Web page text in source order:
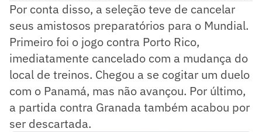
Por conta disso, a seleção teve de cancelar
seus amistosos preparatórios para o Mundial.
Primeiro foi o jogo contra Porto Rico,
imediatamente cancelado com a mudança do
local de treinos. Chegou a se cogitar um duelo
com o Panamá, mas não avançou. Por último,
a partida contra Granada também acabou por
ser descartada.